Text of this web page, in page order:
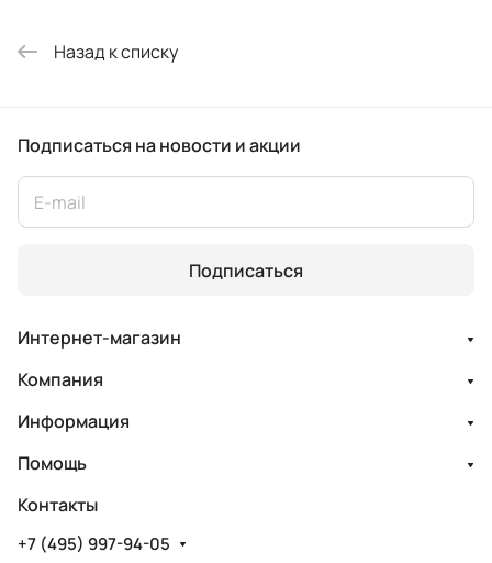
Назад к списку
Подписаться на новости и акции
Подписаться
Интернет-магазин
Компания
Информация
Помощь
Контакты
+7 (495) 997-94-05